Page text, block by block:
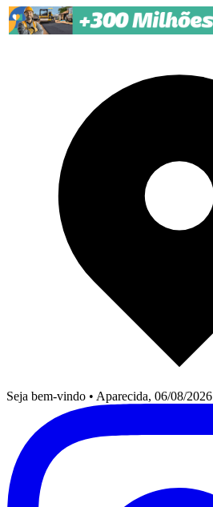
Pular para o conteúdo
Seja bem-vindo • Aparecida, 06/08/2026